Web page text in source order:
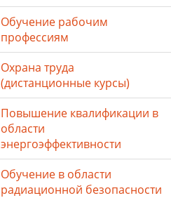
Обучение рабочим
профессиям
Охрана труда
(дистанционные курсы)
Повышение квалификации в
области
энергоэффективности
Обучение в области
радиационной безопасности